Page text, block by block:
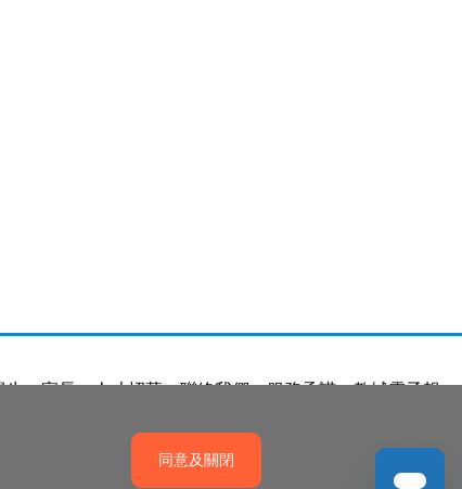
生 家長 人才招募 聯絡我們 服務承諾 教城電子報
促進種族平等政策 無障礙網站設計
同意及關閉